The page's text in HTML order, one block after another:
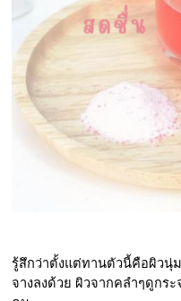
รู้สึกว่าตั้งแต่ทานตัวนี้คือผิวนุ่
จางลงด้วย ผิวจากคลำๆดูกร